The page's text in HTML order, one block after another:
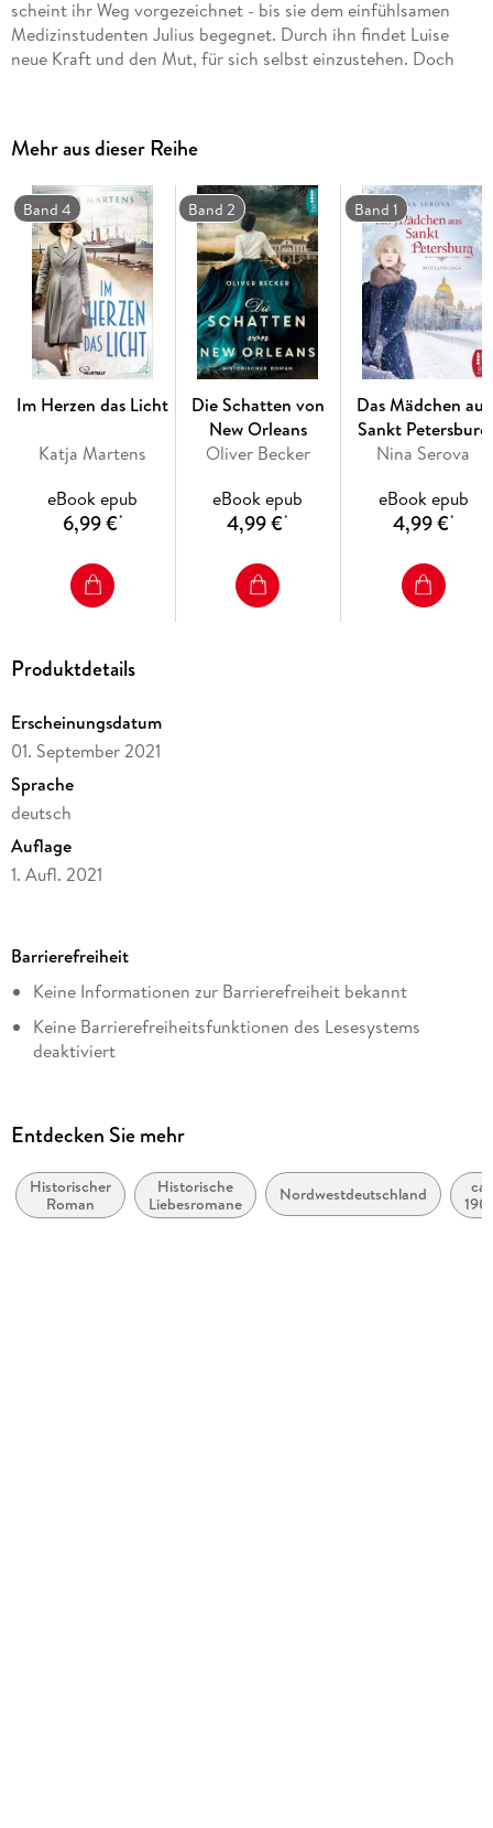
scheint ihr Weg vorgezeichnet - bis sie dem einfühlsamen
Medizinstudenten Julius begegnet. Durch ihn findet Luise
neue Kraft und den Mut, für sich selbst einzustehen. Doch
Leben jenseits gesellschaftlicher Konventionen.
Ein bewegender historischer Roman über eine starke Frau,
die allen Widerständen trotzt und für ihr Glück kämpft -
voller Gefühl und dem Flair der Wendezeit im Deutschen
Kaiserreich.
eBooks von beHEARTBEAT - Herzklopfen garantiert.
Mehr aus dieser Reihe
Band 4
Im Herzen das Licht
Katja Martens
eBook epub
6,99 €*
Band 2
Die Schatten von
New Orleans
Oliver Becker
eBook epub
4,99 €*
Band 1
Das Mädchen aus
Sankt Petersburg
Nina Serova
eBook epub
4,99 €*
Produktdetails
Erscheinungsdatum
01. September 2021
Sprache
deutsch
Auflage
1. Aufl. 2021
Dateigröße
1,47 MB
Altersempfehlung
ab 16 Jahre
Historische Romane | Starke Frauen, die ihren Weg gehen, 3
Jessica Weber
Verlag/Hersteller
Barrierefreiheit
Keine Informationen zur Barrierefreiheit bekannt
Keine Barrierefreiheitsfunktionen des Lesesystems
deaktiviert
dargestellt
Alle Texte können angepasst werden
Entdecken Sie mehr
Historischer
Roman
Historische
Liebesromane
Nordwestdeutschland
ca.
bis